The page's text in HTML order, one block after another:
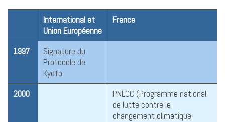
International et
Union Européenne
France
1997
Signature du
Protocole de
Kyoto
2000
PNLCC (Programme national
de lutte contre le
changement climatique